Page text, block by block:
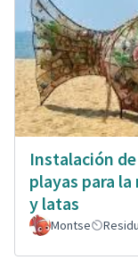
Instalación
playas para
y latas
Montse